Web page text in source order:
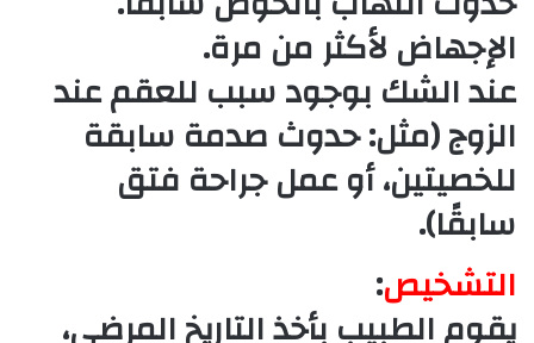
الإجهاض لأكثر من مرة.
عند الشك بوجود سبب للعقم عند
الزوج (مثل: حدوث صدمة سابقة
للخصيتين، أو عمل جراحة فتق
سابقًا).
التشخيص:
يقوم الطبيب بأخذ التاريخ المرضي،